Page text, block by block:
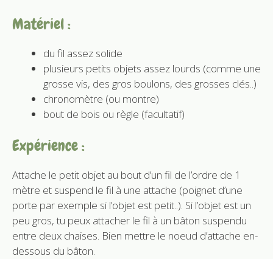
Matériel :
du fil assez solide
plusieurs petits objets assez lourds (comme une
grosse vis, des gros boulons, des grosses clés..)
chronomètre (ou montre)
bout de bois ou règle (facultatif)
Expérience :
Attache le petit objet au bout d’un fil de l’ordre de 1
mètre et suspend le fil à une attache (poignet d’une
porte par exemple si l’objet est petit..). Si l’objet est un
peu gros, tu peux attacher le fil à un bâton suspendu
entre deux chaises. Bien mettre le noeud d’attache en-
dessous du bâton.